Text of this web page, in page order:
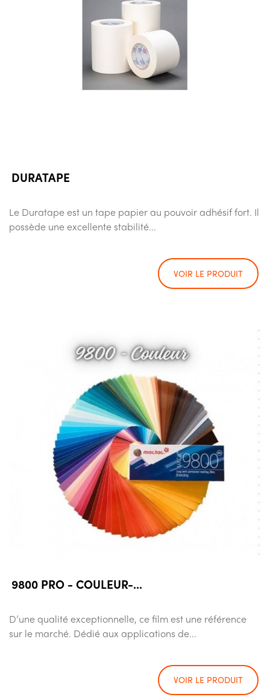
DURATAPE
Le Duratape est un tape papier au pouvoir adhésif fort. Il
possède une excellente stabilité...
VOIR LE PRODUIT
9800 PRO - COULEUR-...
D’une qualité exceptionnelle, ce film est une référence
sur le marché. Dédié aux applications de...
VOIR LE PRODUIT